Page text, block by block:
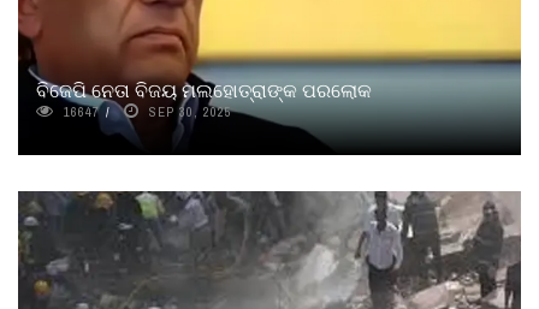
ବିଜେପି ନେତା ବିଜୟ ମଲହୋତ୍ରାଙ୍କ ପରଲୋକ
16647 SEP 30, 2025